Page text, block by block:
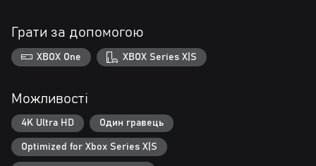
дізнайтеся про їхнє минуле та складіть докупи правду про
Морфея.
• Велетенські жахіття — На вас полюватимуть гігантські
пазурів… або прийміть швидку смерть.
• Художній стиль та музика — Світ кошмарів оживає завдяки
атмосферному низькополігональному стилю та оригінальному
музичному супроводу.
Грати за допомогою
XBOX One XBOX Series X|S
Можливості
4K Ultra HD Один гравець
Optimized for Xbox Series X|S